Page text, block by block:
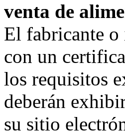
venta de
El fabricante o
con un
los requisitos
deberán
su sitio